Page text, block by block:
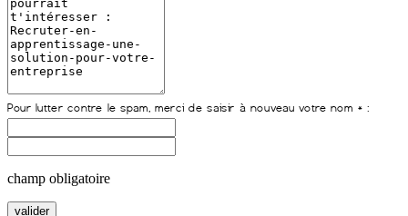
champ obligatoire